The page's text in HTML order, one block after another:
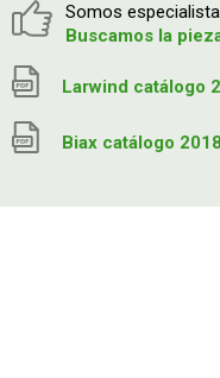
Somos
Buscamos la
Larwind catálogo
Biax catálogo 2018